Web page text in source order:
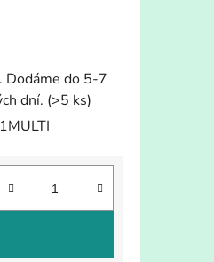
Dodáme do 5-7
dní. (>5 ks)